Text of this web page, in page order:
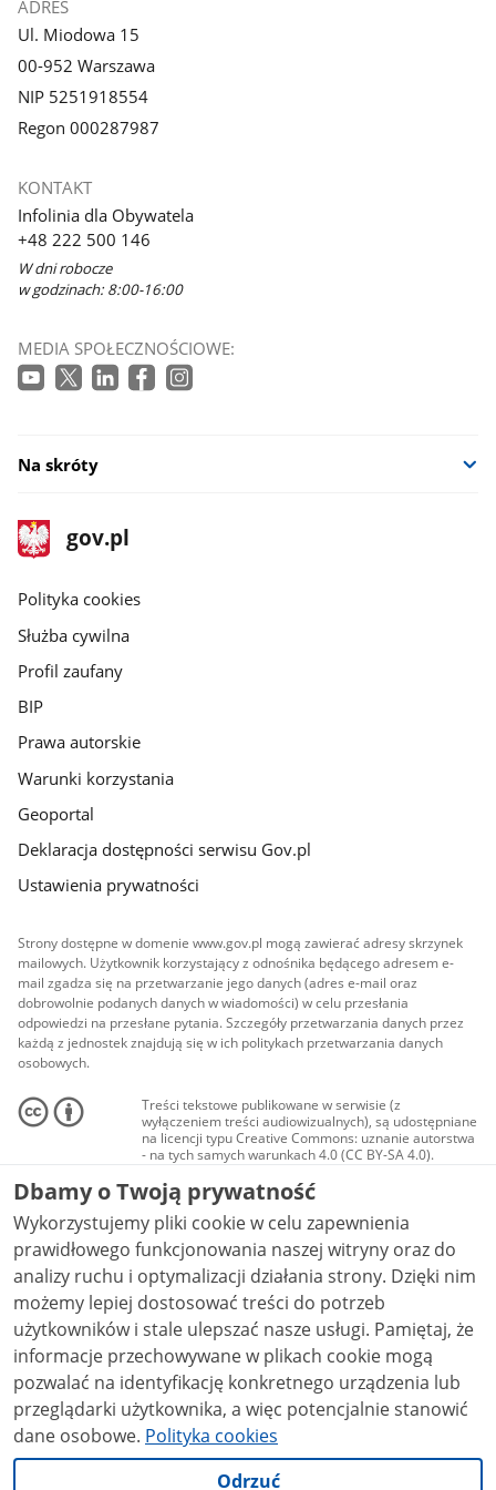
ADRES
Ul. Miodowa 15
00-952 Warszawa
NIP 5251918554
Regon 000287987
KONTAKT
Infolinia dla Obywatela
+48 222 500 146
W dni robocze
w godzinach: 8:00-16:00
MEDIA SPOŁECZNOŚCIOWE:
Na skróty
stopka
gov.pl
Strona
gov.pl
gov.pl
Polityka cookies
Służba cywilna
Profil zaufany
BIP
Prawa autorskie
Warunki korzystania
Geoportal
Deklaracja dostępności serwisu Gov.pl
Ustawienia prywatności
Strony dostępne w domenie www.gov.pl mogą zawierać adresy skrzynek
mailowych. Użytkownik korzystający z odnośnika będącego adresem e-
mail zgadza się na przetwarzanie jego danych (adres e-mail oraz
dobrowolnie podanych danych w wiadomości) w celu przesłania
odpowiedzi na przesłane pytania. Szczegóły przetwarzania danych przez
każdą z jednostek znajdują się w ich politykach przetwarzania danych
osobowych.
Treści tekstowe publikowane w serwisie (z
wyłączeniem treści audiowizualnych), są udostępniane
na licencji typu Creative Commons: uznanie autorstwa
- na tych samych warunkach 4.0 (CC BY-SA 4.0).
Materiały audiowizualne, w tym zdjęcia, materiały
audio i wideo, są udostępniane na licencji typu
Creative Commons: uznanie autorstwa użycie
niekomercyjne - bez utworów zależnych 4.0 (CC BY-
NC-ND 4.0), o ile nie jest to stwierdzone inaczej.
Dbamy o Twoją prywatność
Wykorzystujemy pliki cookie w celu zapewnienia
prawidłowego funkcjonowania naszej witryny oraz do
analizy ruchu i optymalizacji działania strony. Dzięki nim
możemy lepiej dostosować treści do potrzeb
użytkowników i stale ulepszać nasze usługi. Pamiętaj, że
informacje przechowywane w plikach cookie mogą
pozwalać na identyfikację konkretnego urządzenia lub
przeglądarki użytkownika, a więc potencjalnie stanowić
dane osobowe. Polityka cookies
Odrzuć